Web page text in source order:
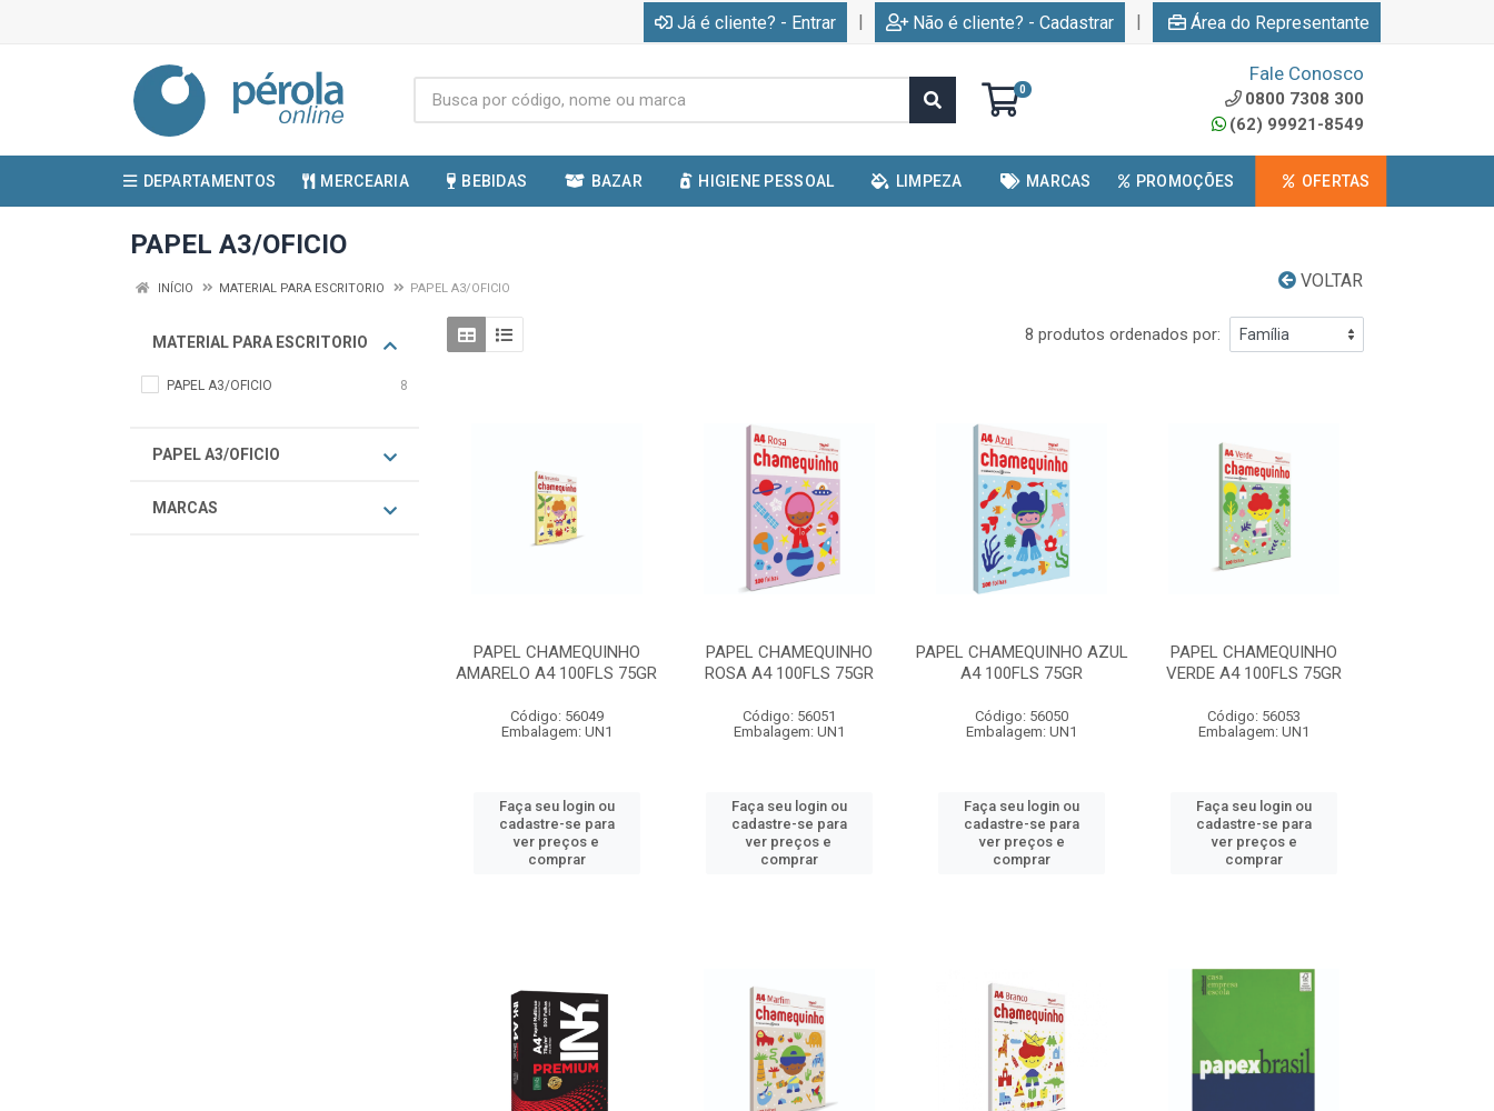
Já é cliente? - Entrar | Não é cliente? - Cadastrar | Área do Representante
0
Fale Conosco
0800 7308 300
(62) 99921-8549
DEPARTAMENTOS MERCEARIA BEBIDAS BAZAR HIGIENE PESSOAL LIMPEZA MARCAS PROMOÇÕES OFERTAS
PAPEL A3/OFICIO
VOLTAR
INÍCIO MATERIAL PARA ESCRITORIO PAPEL A3/OFICIO
MATERIAL PARA ESCRITORIO
PAPEL A3/OFICIO 8
PAPEL A3/OFICIO
MARCAS
8 produtos ordenados por:
PAPEL CHAMEQUINHO
AMARELO A4 100FLS 75GR
Código: 56049
Embalagem: UN1
Faça seu login ou
cadastre-se para
ver preços e
comprar
PAPEL CHAMEQUINHO
ROSA A4 100FLS 75GR
Código: 56051
Embalagem: UN1
Faça seu login ou
cadastre-se para
ver preços e
comprar
PAPEL CHAMEQUINHO AZUL
A4 100FLS 75GR
Código: 56050
Embalagem: UN1
Faça seu login ou
cadastre-se para
ver preços e
comprar
PAPEL CHAMEQUINHO
VERDE A4 100FLS 75GR
Código: 56053
Embalagem: UN1
Faça seu login ou
cadastre-se para
ver preços e
comprar